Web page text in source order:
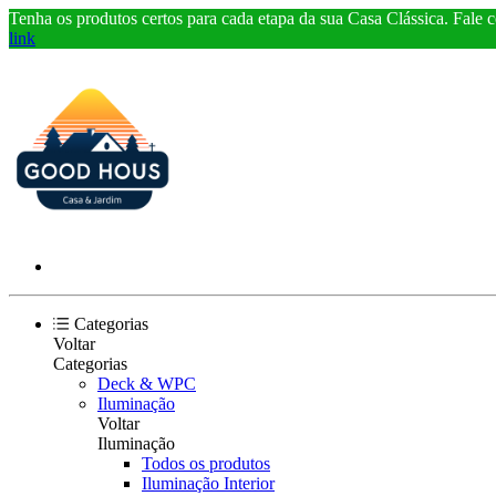
Tenha os produtos certos para cada etapa da sua Casa Clássica. Fale
link
Categorias
Voltar
Categorias
Deck & WPC
Iluminação
Voltar
Iluminação
Todos os produtos
Iluminação Interior